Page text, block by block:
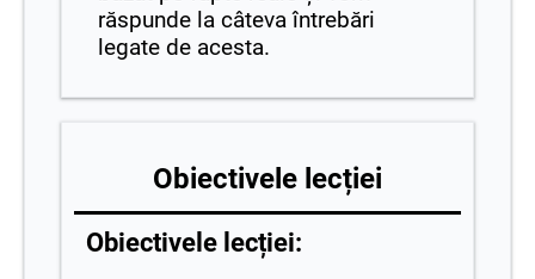
răspunde la câteva întrebări
legate de acesta.
Obiectivele lecției
Obiectivele lecției: